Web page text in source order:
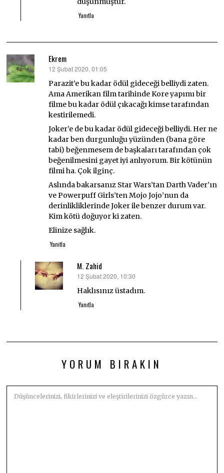
Yanıtla
Ekrem
dedi
ki:
12 Şubat 2020, 01:05
Parazit’e bu kadar ödül gideceği belliydi zaten.
Ama Amerikan film tarihinde Kore yapımı bir
filme bu kadar ödül çıkacağı kimse tarafından
kestirilemedi.
Joker’e de bu kadar ödül gideceği belliydi. Her ne
kadar ben durgunluğu yüzünden (bana göre
tabi) beğenmesem de başkaları tarafından çok
beğenilmesini gayet iyi anlıyorum. Bir kötünün
filmi ha. Çok ilginç.
Aslında bakarsanız Star Wars’tan Darth Vader’ın
ve Powerpuff Girls’ten Mojo Jojo’nun da
derinlikliklerinde Joker ile benzer durum var.
Kim kötü doğuyor ki zaten.
Elinize sağlık.
Yanıtla
M. Zahid
dedi
ki:
12 Şubat 2020, 10:30
Haklısınız üstadım.
Yanıtla
YORUM BIRAKIN